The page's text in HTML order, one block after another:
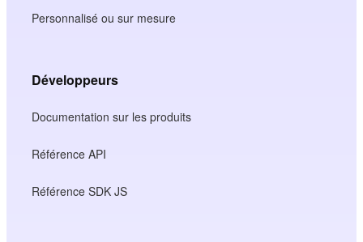
Personnalisé ou sur mesure
Développeurs
Documentation sur les produits
Référence API
Référence SDK JS